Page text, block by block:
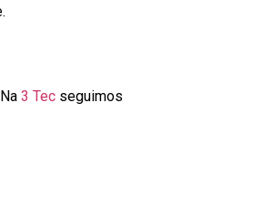
3 Tec seguimos